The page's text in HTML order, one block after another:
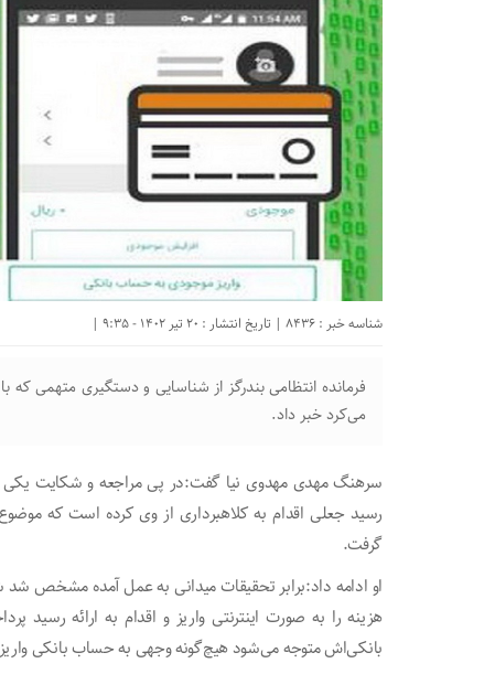
شناسه خبر : 8436 | تاریخ انتشار : 20 تیر 1402 - 9:35 |
فرمانده انتظامی بندرگز از شناسایی و دستگیری متهمی که
می‌کرد خبر داد.
سرهنگ مهدی مهدوی نیا گفت:در پی مراجعه و شکایت یکی
رسید جعلی اقدام به کلاهبرداری از وی کرده است که
گرفت.
او ادامه داد:برابر تحقیقات میدانی به عمل آمده مشخص
هزینه را به صورت اینترنتی واریز و اقدام به ارائه
بانکی‌اش متوجه می‌شود هیچ‌گونه وجهی به حساب بانکی